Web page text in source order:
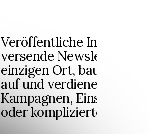
Veröffentliche Inhalte
versende Newsletter
einzigen Ort, baue dir
auf und verdiene Geld –
Kampagnen,
oder komplizierte